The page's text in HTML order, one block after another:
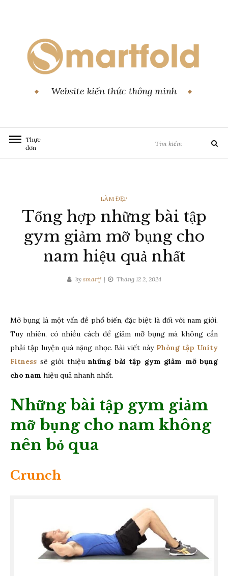
Website kiến thức thông minh
Thực
đơn
kiếm:
Tìm
THỂ
LOẠI
LÀM ĐẸP
Tổng hợp những bài tập
gym giảm mỡ bụng cho
nam hiệu quả nhất
by smartf Tháng 12 2, 2024
Mỡ bụng là một vấn đề phổ biến, đặc biệt là đối với nam giới.
Tuy nhiên, có nhiều cách để giảm mỡ bụng mà không cần
phải tập luyện quá nặng nhọc. Bài viết này Phòng tập Unity
Fitness sẽ giới thiệu những bài tập gym giảm mỡ bụng
cho nam hiệu quả nhanh nhất.
Những bài tập gym giảm
mỡ bụng cho nam không
nên bỏ qua
Crunch